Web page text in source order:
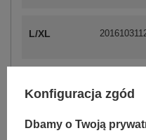
L/XL
ZALOGUJ
Konfiguracja zgód
Dbamy o Twoją